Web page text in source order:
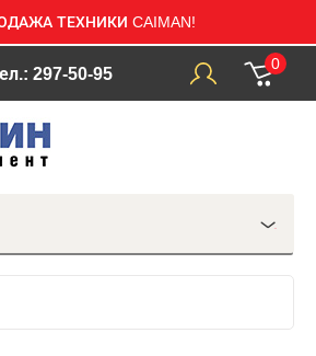
ТЕХНИКИ CAIMAN!
297-50-95
0